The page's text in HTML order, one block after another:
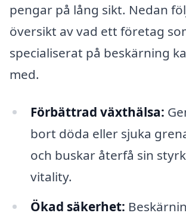
pengar på lång sikt. Nedan
översikt av vad ett företag
specialiserat på beskärning
med.
Förbättrad växthälsa:
bort döda eller sjuka
och buskar återfå sin
vitality.
Ökad säkerhet: